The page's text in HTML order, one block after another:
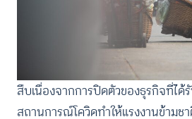
สืบเนื่องจากการปิดตัวของธุรกิจที่ได้
สถานการณ์โควิดทำให้แรงงานข้าม